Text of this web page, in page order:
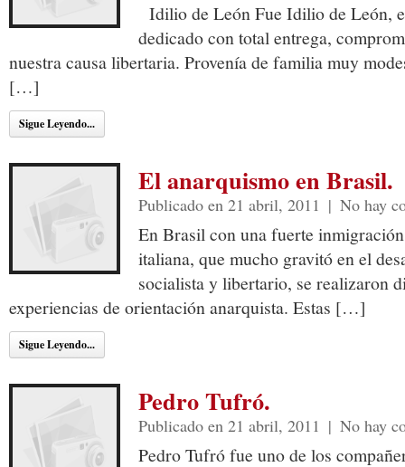
Idilio de León Fue Idilio de León,
dedicado con total entrega,
nuestra causa libertaria. Provenía de familia muy
[…]
Sigue Leyendo...
El anarquismo en Brasil.
Publicado en 21 abril, 2011 | No hay
En Brasil con una fuerte
italiana, que mucho gravitó en el
socialista y libertario, se realizaron
experiencias de orientación anarquista. Estas […]
Sigue Leyendo...
Pedro Tufró.
Publicado en 21 abril, 2011 | No hay
Pedro Tufró fue uno de los